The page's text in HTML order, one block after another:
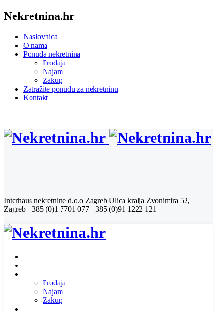
Nekretnina.hr
Naslovnica
O nama
Ponuda nekretnina
Prodaja
Najam
Zakup
Zatražite ponudu za nekretninu
Kontakt
Interhaus nekretnine d.o.o Zagreb Ulica kralja Zvonimira 52,
Zagreb +385 (0)1 7701 077 +385 (0)91 1222 121
Prodaja
Najam
Zakup